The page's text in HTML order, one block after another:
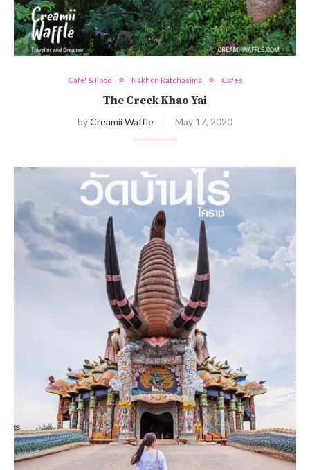
Cafe' & Food Nakhon Ratchasima Cafes
The Creek Khao Yai
byCreamii Waffle May 17, 2020